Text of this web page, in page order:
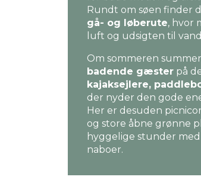
Rundt om søen finder
gå- og løberute, hvor
luft og udsigten til
Om sommeren
badende gæster på
kajaksejlere,
der nyder den gode
Her er desuden
og store åbne grønne
hyggelige stunder
naboer.